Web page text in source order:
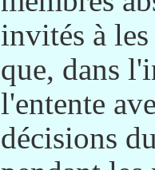
invités à
que, dans
l'entente
décisions